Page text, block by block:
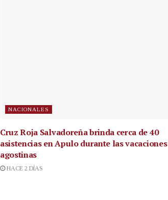
NACIONALES
Cruz Roja Salvadoreña brinda cerca de 40
asistencias en Apulo durante las vacaciones
agostinas
HACE 2 DÍAS